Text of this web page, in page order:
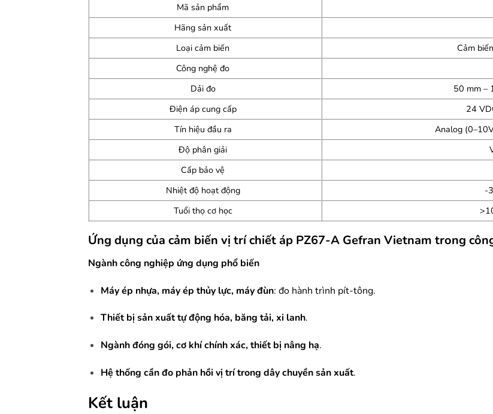
Mã sản phẩm
Hãng sản xuất
Loại cảm biến
Cảm
Công nghệ đo
Dải đo
50 mm –
Điện áp cung cấp
24
Tín hiệu đầu ra
Analog
Độ phân giải
Cấp bảo vệ
Nhiệt độ hoạt động
-
Tuổi thọ cơ học
Ứng dụng của cảm biến vị trí chiết áp PZ67-A Gefran Vietnam trong
Ngành công nghiệp ứng dụng phổ biến
Máy ép nhựa, máy ép thủy lực, máy đùn: đo hành trình pít-tông.
Thiết bị sản xuất tự động hóa, băng tải, xi lanh.
Ngành đóng gói, cơ khí chính xác, thiết bị nâng hạ.
Hệ thống cần đo phản hồi vị trí trong dây chuyền sản xuất.
Kết luận